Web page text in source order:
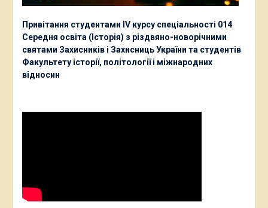
Привітання студентами ІV курсу спеціальності 014
Середня освіта (Історія) з різдвяно-новорічними
святами Захисників і Захисниць України та студентів
Факультету історії, політології і міжнародних
відносин